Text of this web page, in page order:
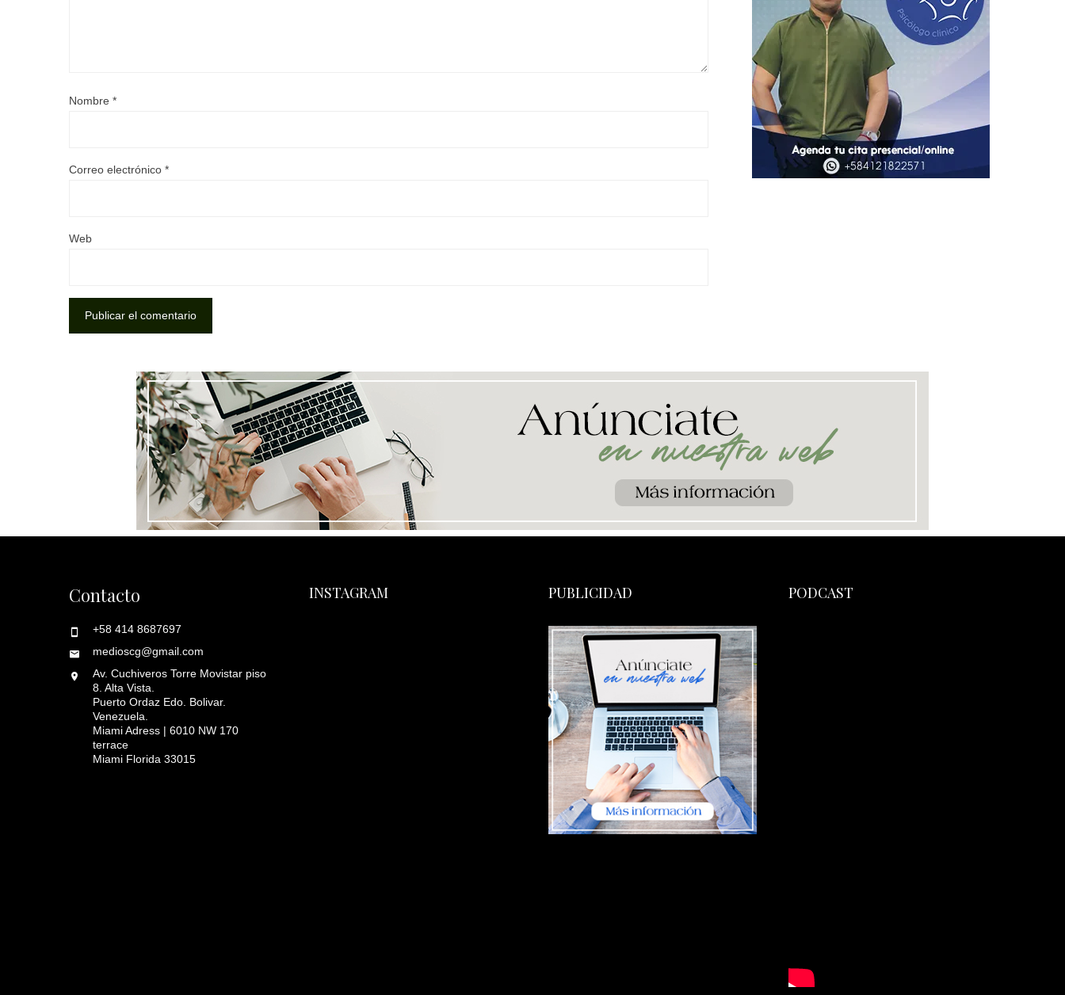
Nombre *
Correo electrónico *
Web
Contacto
+58 414 8687697
medioscg@gmail.com
Av. Cuchiveros Torre Movistar piso
8. Alta Vista.
Puerto Ordaz Edo. Bolivar.
Venezuela.
Miami Adress | 6010 NW 170
terrace
Miami Florida 33015
INSTAGRAM PUBLICIDAD PODCAST